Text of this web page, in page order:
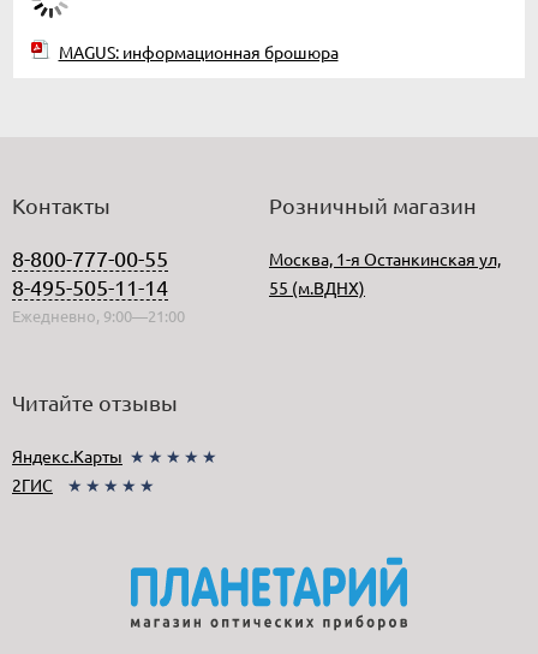
MAGUS: информационная брошюра
Контакты
8-800-777-00-55
8-495-505-11-14
Ежедневно, 9:00—21:00
Розничный магазин
Москва, 1-я Останкинская ул,
55 (м.ВДНХ)
Читайте отзывы
Яндекс.Карты ★★★★★
2ГИС
★★★★★